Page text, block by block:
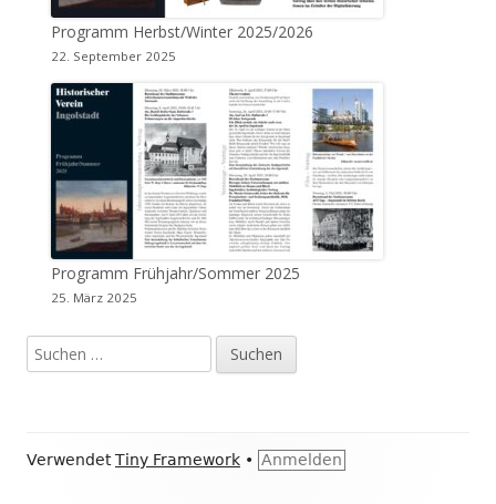
Programm Herbst/Winter 2025/2026
22. September 2025
Programm Frühjahr/Sommer 2025
25. März 2025
Suchen
nach:
Footer
VerwendetTiny Framework • Anmelden